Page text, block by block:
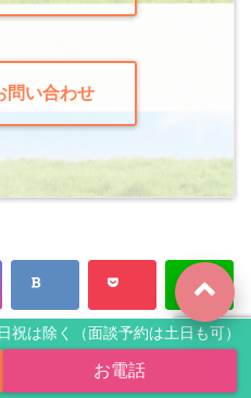
は除く（面談予約は土日も可）
問い合わせ
韓国